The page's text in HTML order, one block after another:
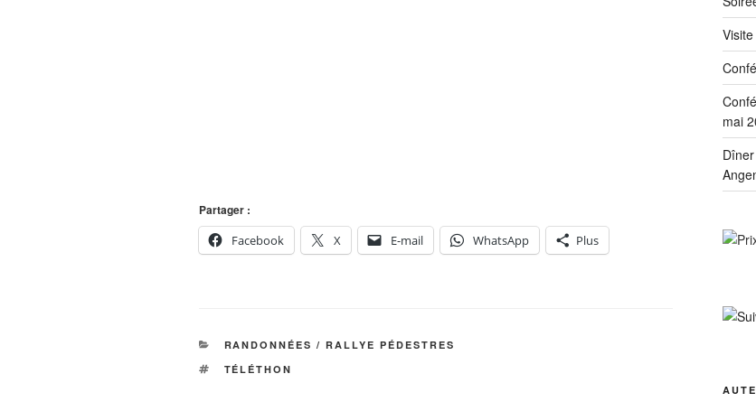
Partager :
Facebook
X E-mail WhatsApp Plus
CATÉGORIES
RANDONNÉES / RALLYE PÉDESTRES
ÉTIQUETTES
TÉLÉTHON
mai